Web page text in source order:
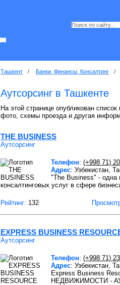
Ташкент / Банки, Финансы, Консалтинг /
Аутсорсинг в Ташкенте
На этой странице опубликован
фото, схемы проезда и другая
THE BUSINESS
Аутсорсинг
Телефон: (+998 71)
Адрес: Узбекистан,
"The Business" - одна
консалтинговых услуг в сфере
Рейтинг: 132
EXPRESS BUSINESS
Аутсорсинг
Телефон: (+998 71)
Адрес: Узбекистан,
Express Business
НЕДВИЖИМОСТИ -